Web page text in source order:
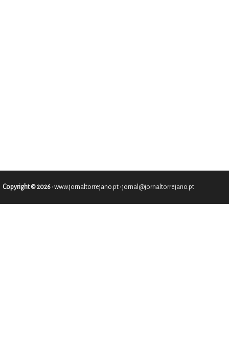
Copyright © 2026 • www.jornaltorrejano.pt • jornal@jornaltorrejano.pt